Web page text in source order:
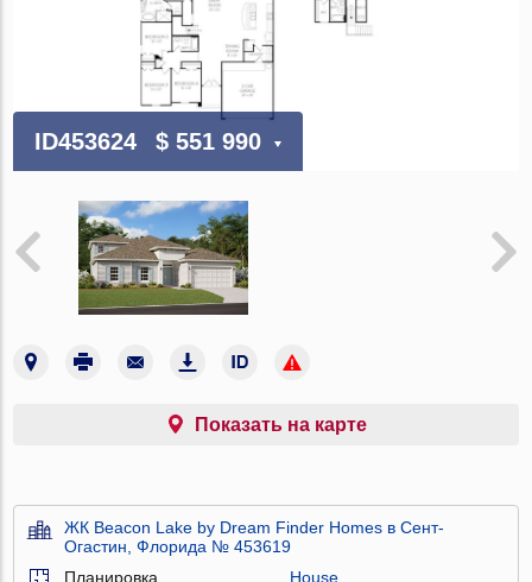
ID453624 $ 551 990
Показать на карте
ЖК Beacon Lake by Dream Finder Homes в Сент-
Огастин, Флорида № 453619
Планировка
House